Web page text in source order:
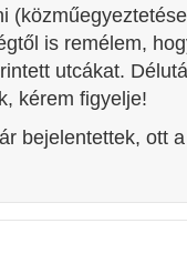
is remélem,
utcákat.
kérem figyelje!
bejelentettek, ott